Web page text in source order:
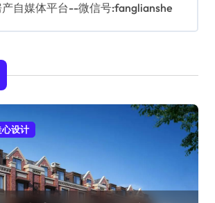
自媒体平台--微信号:fanglianshe
心设计